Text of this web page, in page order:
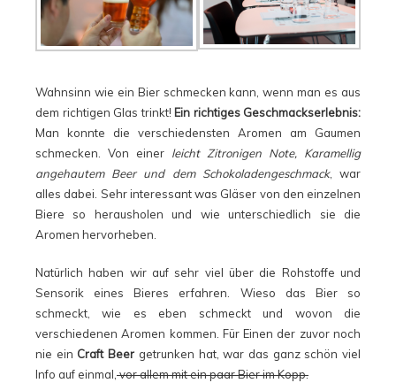
Wahnsinn wie ein Bier schmecken kann, wenn man es aus
dem richtigen Glas trinkt! Ein richtiges Geschmackserlebnis:
Man konnte die verschiedensten Aromen am Gaumen
schmecken. Von einer leicht Zitronigen Note, Karamellig
angehautem Beer und dem Schokoladengeschmack, war
alles dabei. Sehr interessant was Gläser von den einzelnen
Biere so herausholen und wie unterschiedlich sie die
Aromen hervorheben.
Natürlich haben wir auf sehr viel über die Rohstoffe und
Sensorik eines Bieres erfahren. Wieso das Bier so
schmeckt, wie es eben schmeckt und wovon die
verschiedenen Aromen kommen. Für Einen der zuvor noch
nie ein Craft Beer getrunken hat, war das ganz schön viel
Info auf einmal,vor allem mit ein paar Bier im Kopp.